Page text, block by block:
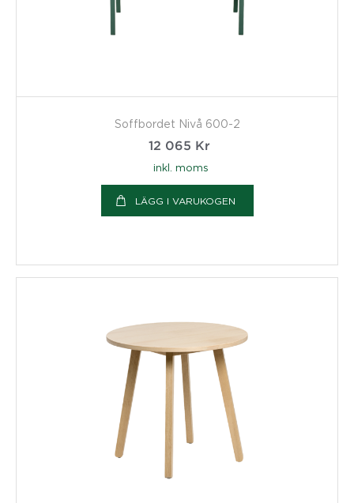
Soffbordet Nivå 600-2
12 065 Kr
inkl. moms
LÄGG I VARUKOGEN